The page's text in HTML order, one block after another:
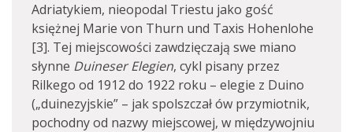
Adriatykiem, nieopodal Triestu jako gość
księżnej Marie von Thurn und Taxis Hohenlohe
[3]. Tej miejscowości zawdzięczają swe miano
słynne Duineser Elegien, cykl pisany przez
Rilkego od 1912 do 1922 roku – elegie z Duino
(„duinezyjskie” – jak spolszczał ów przymiotnik,
pochodny od nazwy miejscowej, w międzywojniu